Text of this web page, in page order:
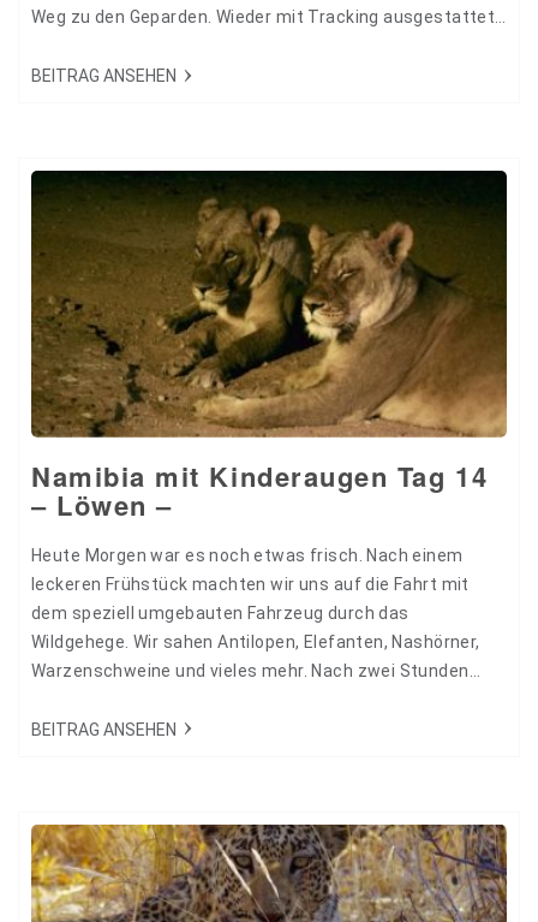
Weg zu den Geparden. Wieder mit Tracking ausgestattet
Nach ca. 30 Minuten fanden wir auch bereits 2 Geparden,
BEITRAG ANSEHEN
Namibia mit Kinderaugen Tag 14
– Löwen –
Heute Morgen war es noch etwas frisch. Nach einem
leckeren Frühstück machten wir uns auf die Fahrt mit
dem speziell umgebauten Fahrzeug durch das
Wildgehege. Wir sahen Antilopen, Elefanten, Nashörner,
Warzenschweine und vieles mehr. Nach zwei Stunden
direkt am Wasserloch mit gigantischer
BEITRAG ANSEHEN